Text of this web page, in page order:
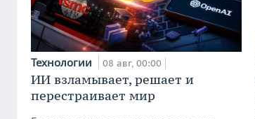
Технологии 08 авг, 00:00
ИИ взламывает, решает и
перестраивает мир